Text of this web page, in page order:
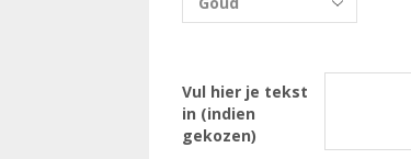
Vul hier je tekst
in (indien
gekozen)